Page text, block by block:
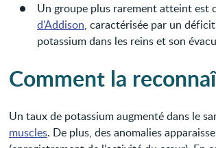
Un groupe plus rarement atteint est
d'Addison, caractérisée par un
potassium dans les reins et son
Comment la
Un taux de potassium augmenté dans le
muscles. De plus, des anomalies